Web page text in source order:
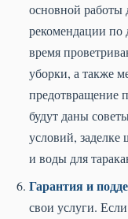
основной работы
рекомендации по
время
уборки, а также
предотвращение
будут даны
условий,
и воды для
Гарантия и
свои услуги.